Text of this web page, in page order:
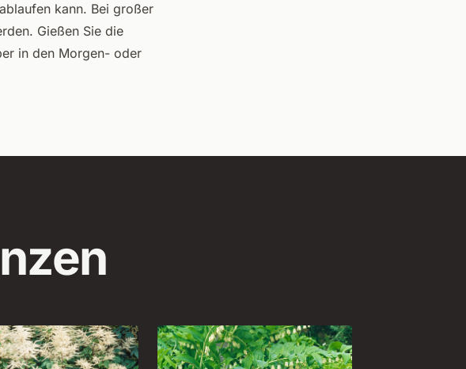
kann. Bei großer
Gießen Sie die
in den Morgen- oder